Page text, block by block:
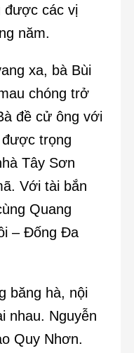
được các vị
năm.
xa, bà Bùi
chóng trở
đề cử ông với
trọng
Tây Sơn
Với tài bắn
Quang
– Đống Đa
băng hà, nội
nhau. Nguyễn
Quy Nhơn.